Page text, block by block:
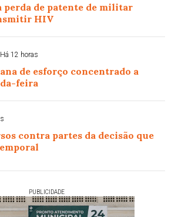
perda de patente de militar
HIV
Há 12 horas
de esforço concentrado a
feira
contra partes da decisão que
PUBLICIDADE